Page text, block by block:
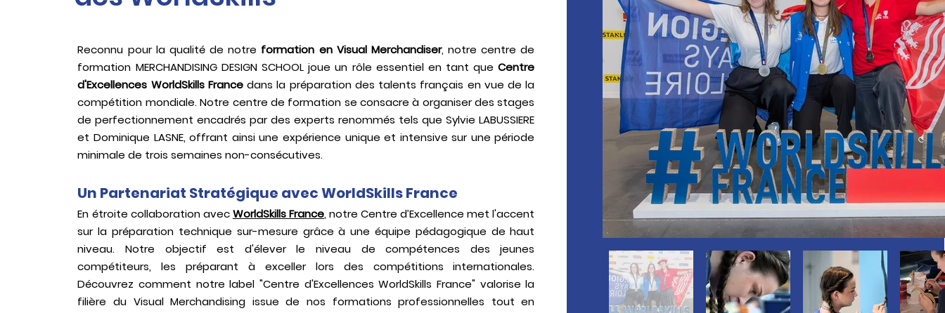
Reconnu pour la qualité de notre formation en Visual Merchandiser, notre centre de
formation MERCHANDISING DESIGN SCHOOL joue un rôle essentiel en tant queCentre
d'Excellences WorldSkills Francedans la préparation des talents français en vue de la
compétition mondiale. Notre centre de formation se consacre à organiser des stages
de perfectionnement encadrés par des experts renommés tels que Sylvie LABUSSIERE
et Dominique LASNE, offrant ainsi une expérience unique et intensive sur une période
minimale de trois semaines non-consécutives.
Un Partenariat Stratégique avec WorldSkills France
En étroite collaboration avecWorldSkills France, notre Centre d’Excellence met l'accent
sur la préparation technique sur-mesure grâce à une équipe pédagogique de haut
niveau. Notre objectif est d'élever le niveau de compétences des jeunes
compétiteurs, les préparant à exceller lors des compétitions internationales.
Découvrez comment notre label "Centre d'Excellences WorldSkills France" valorise la
filière du Visual Merchandising issue de nos formations professionnelles tout en